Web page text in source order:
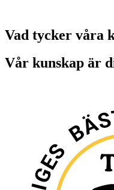
Vad tycker våra
Vår kunskap är